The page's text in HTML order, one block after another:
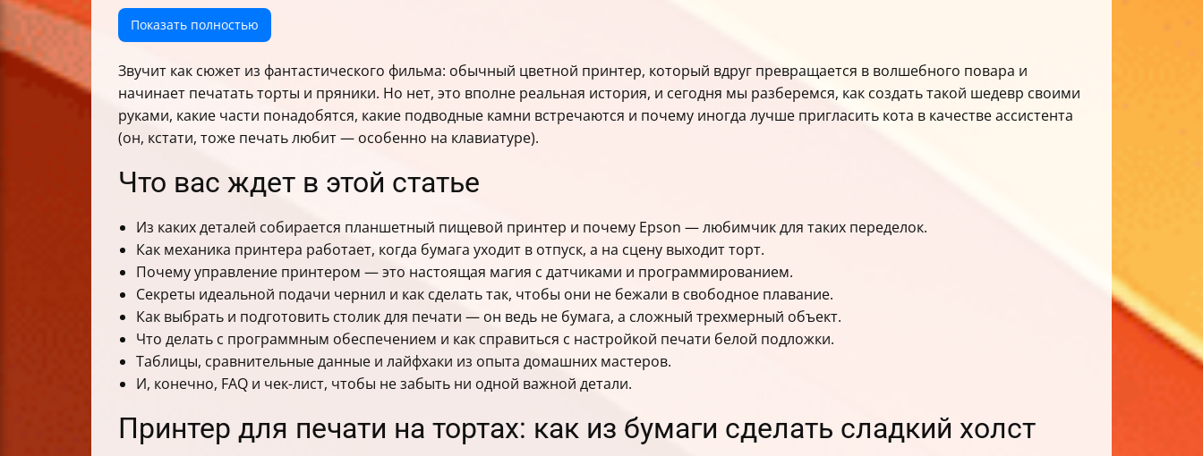
Итог: принтер — твой новый кондитерский помощник
Показать полностью
Звучит как сюжет из фантастического фильма: обычный цветной принтер, который вдруг превращается в волшебного повара и
начинает печатать торты и пряники. Но нет, это вполне реальная история, и сегодня мы разберемся, как создать такой шедевр своими
руками, какие части понадобятся, какие подводные камни встречаются и почему иногда лучше пригласить кота в качестве ассистента
(он, кстати, тоже печать любит — особенно на клавиатуре).
Что вас ждет в этой статье
Из каких деталей собирается планшетный пищевой принтер и почему Epson — любимчик для таких переделок.
Как механика принтера работает, когда бумага уходит в отпуск, а на сцену выходит торт.
Почему управление принтером — это настоящая магия с датчиками и программированием.
Секреты идеальной подачи чернил и как сделать так, чтобы они не бежали в свободное плавание.
Как выбрать и подготовить столик для печати — он ведь не бумага, а сложный трехмерный объект.
Что делать с программным обеспечением и как справиться с настройкой печати белой подложки.
Таблицы, сравнительные данные и лайфхаки из опыта домашних мастеров.
И, конечно, FAQ и чек-лист, чтобы не забыть ни одной важной детали.
Принтер для печати на тортах: как из бумаги сделать сладкий холст